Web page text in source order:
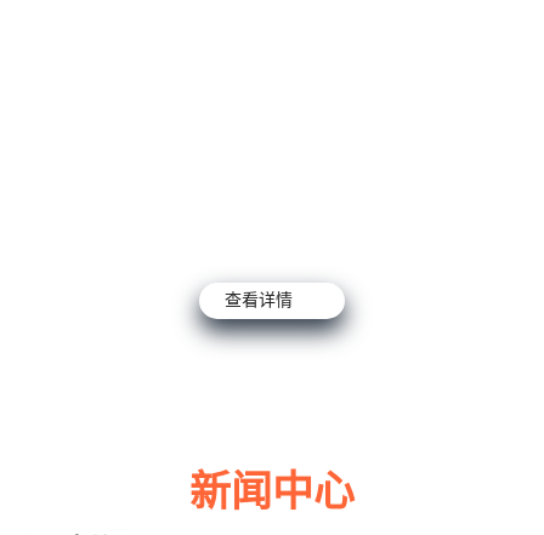
查看详情
新闻中心